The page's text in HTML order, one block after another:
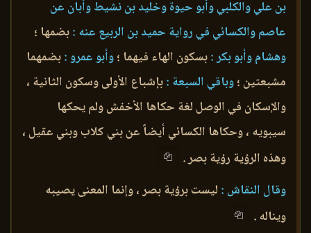
بن علي والكلبي وأبو حيوة وخليد بن نشيط وأبان عن
عاصم والكسائي في رواية حميد بن الربيع عنه :بضمها ؛
وهشام وأبو بكر :بسكون الهاء فيهما ؛وأبو عمرو :بضمهما
مشبعتين ؛وباقي السبعة :بإشباع الأولى وسكون الثانية ،
والإسكان في الوصل لغة حكاها الأخفش ولم يحكها
سيبويه ، وحكاها الكسائي أيضاً عن بني كلاب وبني عقيل ،
وهذه الرؤية رؤية بصر .
وقال النقاش : ليست برؤية بصر ، وإنما المعنى يصيبه
ويناله .